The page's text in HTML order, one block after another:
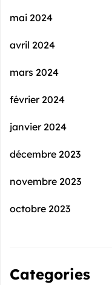
mai 2024
avril 2024
mars 2024
février 2024
janvier 2024
décembre 2023
novembre 2023
octobre 2023
Categories